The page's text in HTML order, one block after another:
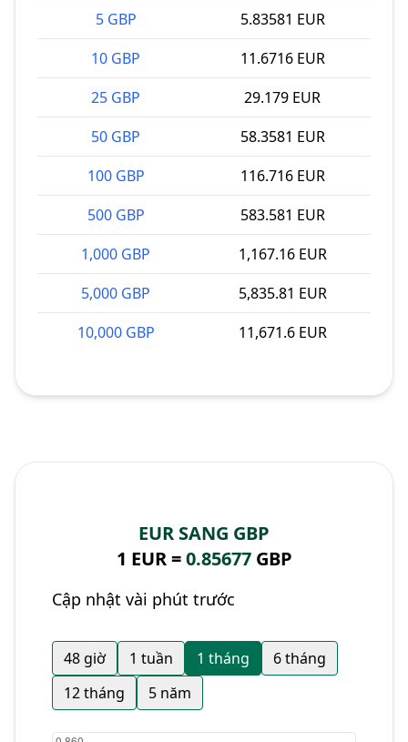
5 GBP
5.83581 EUR
10 GBP
11.6716 EUR
25 GBP
29.179 EUR
50 GBP
58.3581 EUR
100 GBP
116.716 EUR
500 GBP
583.581 EUR
1,000 GBP
1,167.16 EUR
5,000 GBP
5,835.81 EUR
10,000 GBP
11,671.6 EUR
EUR SANG GBP
1 EUR =0.85677GBP
Cập nhật vài phút trước
48 giờ 1 tuần 1 tháng
6 tháng
12 tháng
5 năm